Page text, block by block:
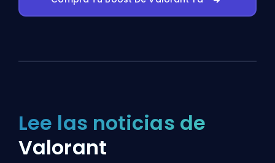
Lee las noticias de
Valorant